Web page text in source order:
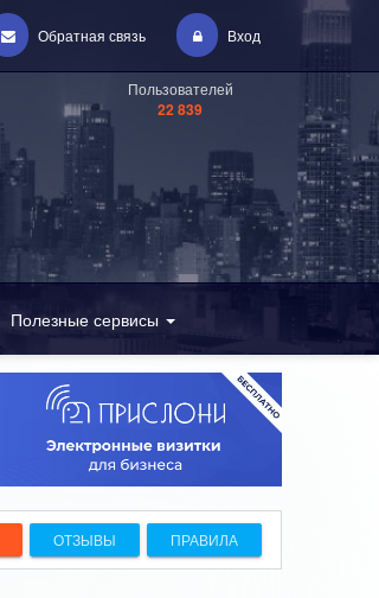
Обратная связь Вход
Пользователей
22 839
Полезные сервисы
ОТЗЫВЫ ПРАВИЛА